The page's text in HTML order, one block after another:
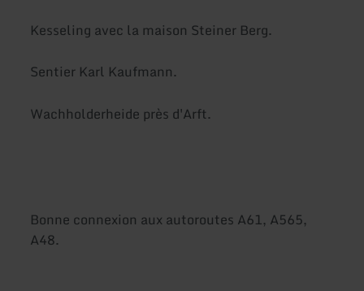
Kesseling avec la maison Steiner Berg.
Sentier Karl Kaufmann.
Wachholderheide près d'Arft.
Bonne connexion aux autoroutes A61, A565,
A48.